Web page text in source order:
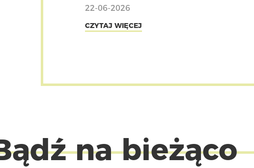
22-06-2026
CZYTAJ WIĘCEJ
na bieżąco